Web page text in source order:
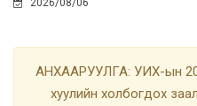
2026/08/06
АНХААРУУЛГА: УИХ-ын
хуулийн холбогдох